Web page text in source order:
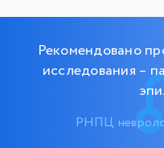
Рекомендовано
исследования –
РНПЦ